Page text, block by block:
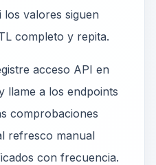
valores siguen
completo y repita.
acceso API en
llame a los endpoints
comprobaciones
refresco manual
con frecuencia.